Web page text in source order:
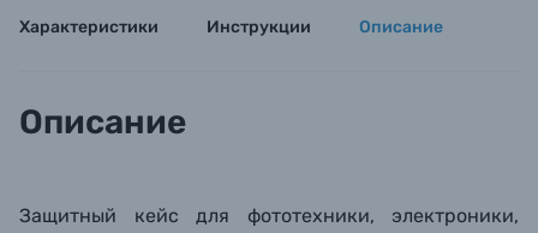
Характеристики Инструкции Описание
Описание
Защитный кейс для фототехники, электроники,